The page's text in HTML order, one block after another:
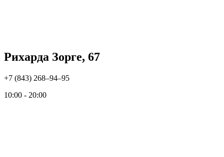
Рихарда Зорге, 67
+7 (843) 268‒94‒95
10:00 - 20:00